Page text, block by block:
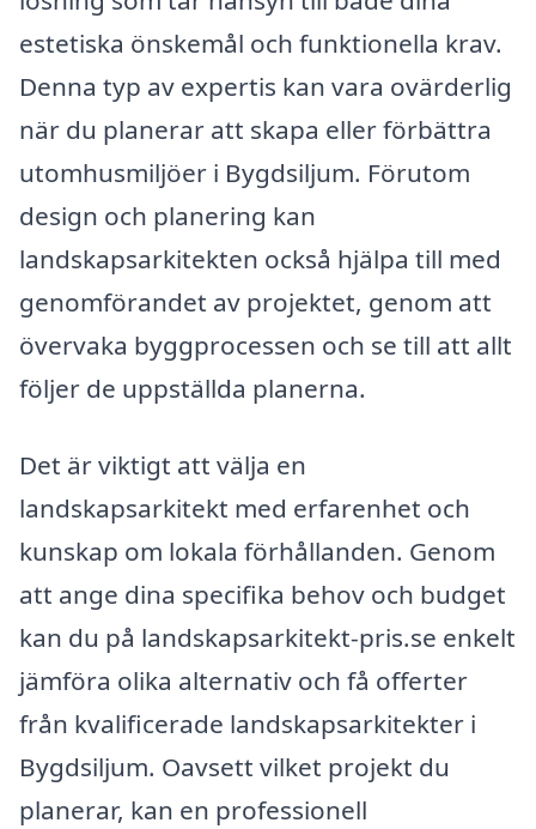
estetiska önskemål och funktionella krav.
Denna typ av expertis kan vara ovärderlig
när du planerar att skapa eller förbättra
utomhusmiljöer i Bygdsiljum. Förutom
design och planering kan
landskapsarkitekten också hjälpa till med
genomförandet av projektet, genom att
övervaka byggprocessen och se till att allt
följer de uppställda planerna.
Det är viktigt att välja en
landskapsarkitekt med erfarenhet och
kunskap om lokala förhållanden. Genom
att ange dina specifika behov och budget
kan du på landskapsarkitekt-pris.se enkelt
jämföra olika alternativ och få offerter
från kvalificerade landskapsarkitekter i
Bygdsiljum. Oavsett vilket projekt du
planerar, kan en professionell